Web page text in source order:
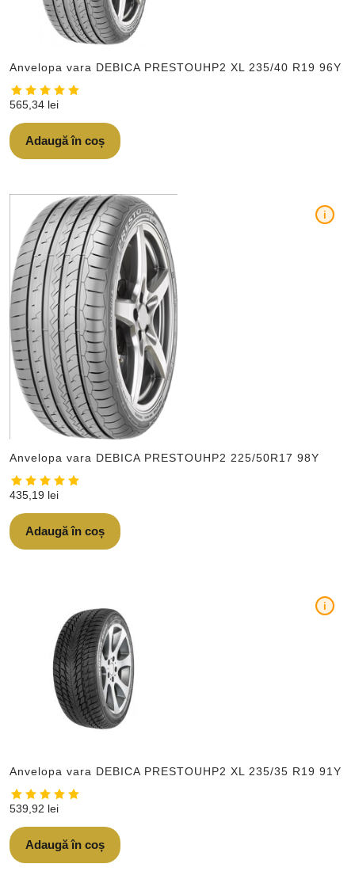
Anvelopa vara DEBICA PRESTOUHP2 XL 235/40 R19 96Y
565,34 lei
Adaugă în coș
Anvelopa vara DEBICA PRESTOUHP2 225/50R17 98Y
i
435,19 lei
Adaugă în coș
Anvelopa vara DEBICA PRESTOUHP2 XL 235/35 R19 91Y
i
539,92 lei
Adaugă în coș